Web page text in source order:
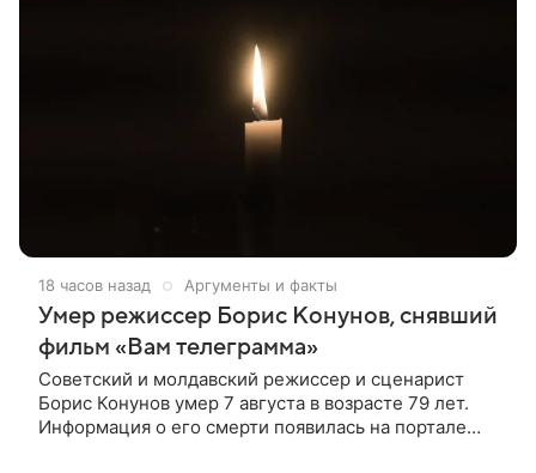
18 часов назад Аргументы и факты
Умер режиссер Борис Конунов, снявший
фильм «Вам телеграмма»
Советский и молдавский режиссер и сценарист
Борис Конунов умер 7 августа в возрасте 79 лет.
Информация о его смерти появилась на портале